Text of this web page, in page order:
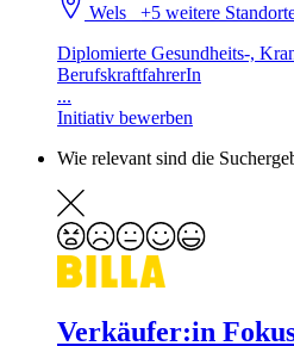
Wels+5 weitere
Diplomierte Gesundheits-,
BerufskraftfahrerIn
...
Initiativ bewerben
Wie relevant sind die
Verkäufer:in